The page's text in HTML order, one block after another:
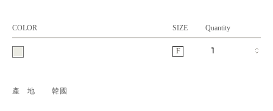
COLOR SIZE Quantity
F
產地韓國